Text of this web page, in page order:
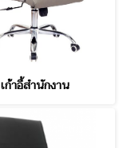
เก้าอี้สำนักงาน